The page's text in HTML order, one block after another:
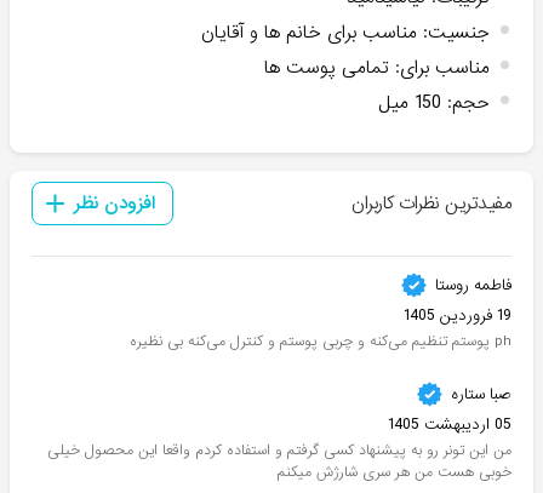
جنسیت: مناسب برای خانم ها و آقایان
مناسب برای: تمامی پوست ها
حجم: 150 میل
مفیدترین نظرات کاربران افزودن نظر
فاطمه روستا
19 فروردین 1405
ph پوستم تنظیم می‌کنه و چربی پوستم و کنترل می‌کنه بی نظیره
صبا ستاره
05 اردیبهشت 1405
من این تونر رو به پیشنهاد کسی گرفتم و استفاده کردم واقعا این محصول خیلی
خوبی هست من هر سری شارژش میکنم